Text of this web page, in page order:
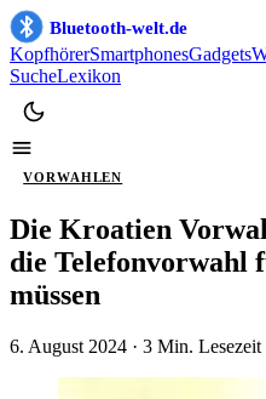
Bluetooth-welt.de
KopfhörerSmartphonesGadgets
SucheLexikon
VORWAHLEN
Die Kroatien
die Telefonvorwahl
müssen
6. August 2024 · 3 Min. Lesezeit